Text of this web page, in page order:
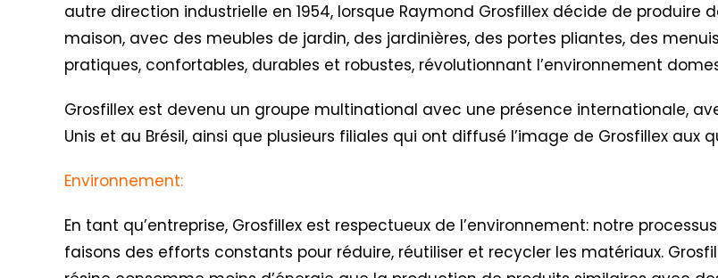
autre direction industrielle en 1954, lorsque Raymond Grosfillex décide de produire
maison, avec des meubles de jardin, des jardinières, des portes pliantes, des
pratiques, confortables, durables et robustes, révolutionnant l’environnement
Grosfillex est devenu un groupe multinational avec une présence internationale,
Unis et au Brésil, ainsi que plusieurs filiales qui ont diffusé l’image de Grosfillex aux
Environnement:
En tant qu’entreprise, Grosfillex est respectueux de l’environnement: notre
faisons des efforts constants pour réduire, réutiliser et recycler les matériaux.